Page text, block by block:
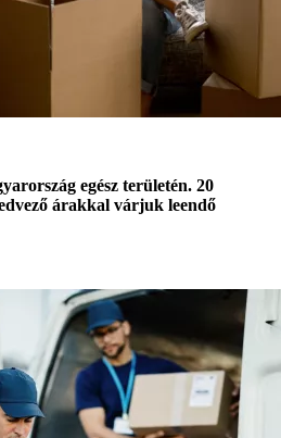
egész területén. 20
árakkal várjuk leendő